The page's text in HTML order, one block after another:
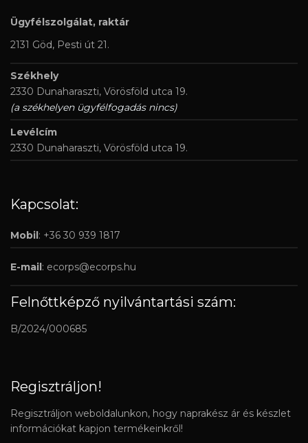
Ügyfélszolgálat, raktár
2131 Göd, Pesti út 21.
Székhely
2330 Dunaharaszti, Vörösföld utca 19.
(a székhelyen ügyfélfogadás nincs)
Levélcím
2330 Dunaharaszti, Vörösföld utca 19.
Kapcsolat:
Mobil: +36 30 939 1817
E-mail: ecorps@ecorps.hu
Felnőttképző nyilvántartási szám:
B/2024/000685
Regisztráljon!
Regisztráljon weboldalunkon, hogy naprakész ár és készlet
információkat kapjon termékeinkről!